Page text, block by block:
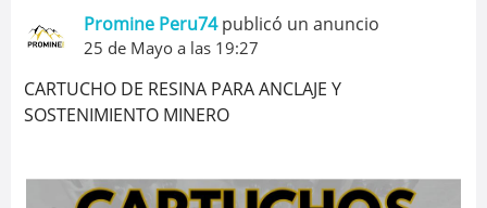
Promine Peru74publicó un anuncio
25 de Mayo a las 19:27
CARTUCHO DE RESINA PARA ANCLAJE Y
SOSTENIMIENTO MINERO